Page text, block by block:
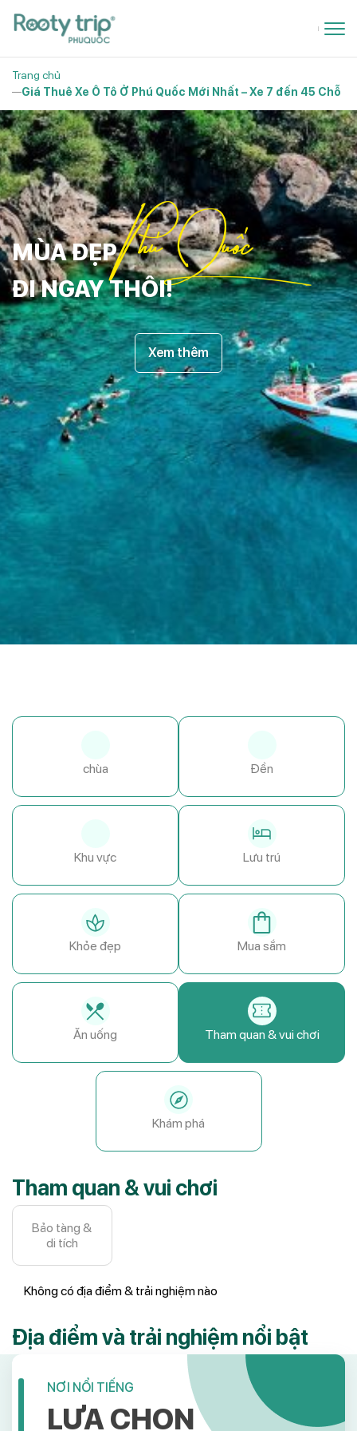
Trang chủ
Giá Thuê Xe Ô Tô Ở Phú Quốc Mới Nhất – Xe 7 đến 45 Chỗ
MÙA ĐẸPPhú Quốc
ĐI NGAY THÔI!
Xem thêm
chùa Đền
Khu vực Lưu trú
Khỏe đẹp Mua sắm
Ăn uống Tham quan & vui chơi
Khám phá
Tham quan & vui chơi
Bảo tàng &
di tích
Không có địa điểm & trải nghiệm nào
Địa điểm và trải nghiệm nổi bật
NƠI NỔI TIẾNG
LỰA CHỌN